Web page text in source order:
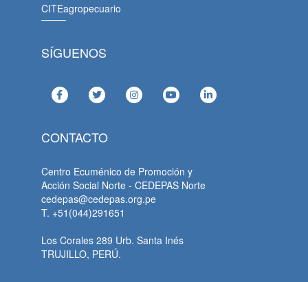
CITEagropecuario
SÍGUENOS
CONTACTO
Centro Ecuménico de Promoción y
Acción Social Norte - CEDEPAS Norte
cedepas@cedepas.org.pe
T. +51(044)291651
Los Corales 289 Urb. Santa Inés
TRUJILLO, PERÚ.